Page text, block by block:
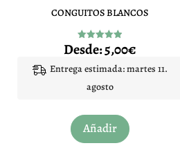
CONGUITOS BLANCOS
Valorado
con
de 5
Desde:5,00€
Entrega estimada: martes 11.
agosto
Añadir
producto